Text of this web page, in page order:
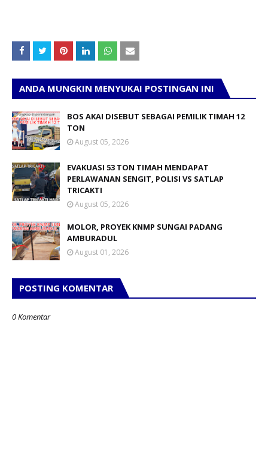
ANDA MUNGKIN MENYUKAI POSTINGAN INI
BOS AKAI DISEBUT SEBAGAI PEMILIK TIMAH 12
TON
August 05, 2026
EVAKUASI 53 TON TIMAH MENDAPAT
PERLAWANAN SENGIT, POLISI VS SATLAP
TRICAKTI
August 05, 2026
MOLOR, PROYEK KNMP SUNGAI PADANG
AMBURADUL
August 01, 2026
POSTING KOMENTAR
0 Komentar